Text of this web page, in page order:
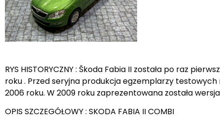
RYS HISTORYCZNY : Škoda Fabia II została po raz
roku . Przed seryjna produkcja egzemplarzy testowych
2006 roku. W 2009 roku zaprezentowana została
OPIS SZCZEGÓŁOWY : SKODA FABIA II COMBI